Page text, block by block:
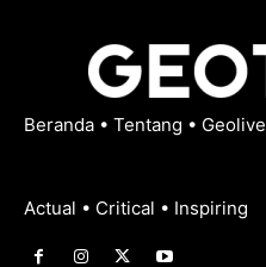
Beranda • Tentang • Geolive
Actual • Critical • Inspiring